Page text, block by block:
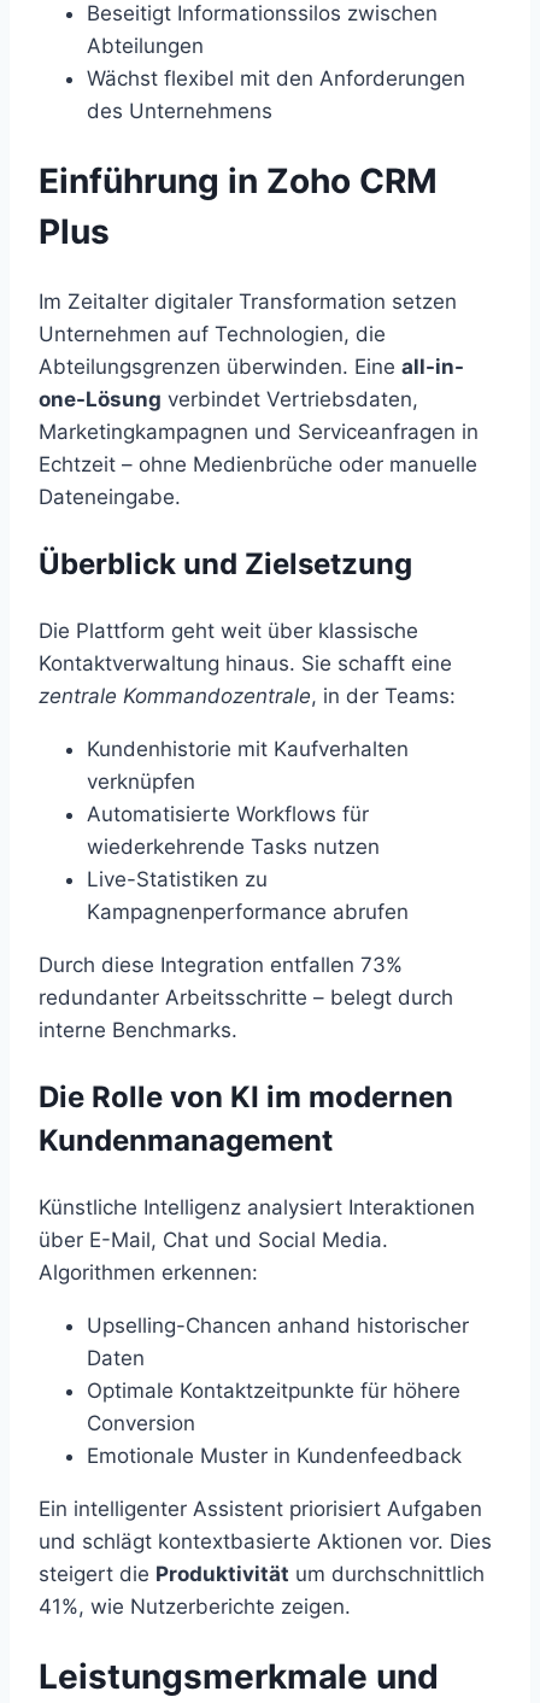
Beseitigt Informationssilos zwischen
Abteilungen
Wächst flexibel mit den Anforderungen
des Unternehmens
Einführung in Zoho CRM
Plus
Im Zeitalter digitaler Transformation setzen
Unternehmen auf Technologien, die
Abteilungsgrenzen überwinden. Eine all-in-
one-Lösung verbindet Vertriebsdaten,
Marketingkampagnen und Serviceanfragen in
Echtzeit – ohne Medienbrüche oder manuelle
Dateneingabe.
Überblick und Zielsetzung
Die Plattform geht weit über klassische
Kontaktverwaltung hinaus. Sie schafft eine
zentrale Kommandozentrale, in der Teams:
Kundenhistorie mit Kaufverhalten
verknüpfen
Automatisierte Workflows für
wiederkehrende Tasks nutzen
Live-Statistiken zu
Kampagnenperformance abrufen
Durch diese Integration entfallen 73%
redundanter Arbeitsschritte – belegt durch
interne Benchmarks.
Die Rolle von KI im modernen
Kundenmanagement
Künstliche Intelligenz analysiert Interaktionen
über E-Mail, Chat und Social Media.
Algorithmen erkennen:
Upselling-Chancen anhand historischer
Daten
Optimale Kontaktzeitpunkte für höhere
Conversion
Emotionale Muster in Kundenfeedback
Ein intelligenter Assistent priorisiert Aufgaben
und schlägt kontextbasierte Aktionen vor. Dies
steigert die Produktivität um durchschnittlich
41%, wie Nutzerberichte zeigen.
Leistungsmerkmale und